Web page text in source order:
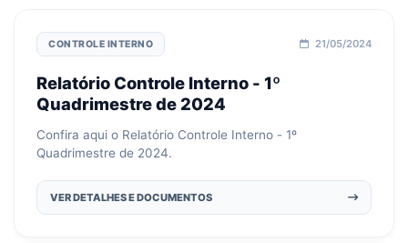
CONTROLE INTERNO 21/05/2024
Relatório Controle Interno - 1º
Quadrimestre de 2024
Confira aqui o Relatório Controle Interno - 1º
Quadrimestre de 2024.
VER DETALHES E DOCUMENTOS